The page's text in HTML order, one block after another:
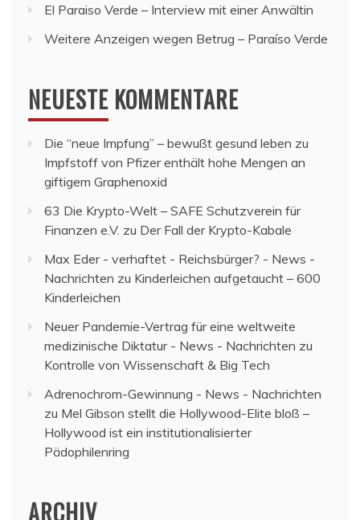
El Paraiso Verde – Interview mit einer Anwältin
Weitere Anzeigen wegen Betrug – Paraíso Verde
NEUESTE KOMMENTARE
Die “neue Impfung” – bewußt gesund leben zu
Impfstoff von Pfizer enthält hohe Mengen an
giftigem Graphenoxid
63 Die Krypto-Welt – SAFE Schutzverein für
Finanzen e.V. zu Der Fall der Krypto-Kabale
Max Eder - verhaftet - Reichsbürger? - News -
Nachrichten zu Kinderleichen aufgetaucht – 600
Kinderleichen
Neuer Pandemie-Vertrag für eine weltweite
medizinische Diktatur - News - Nachrichten zu
Kontrolle von Wissenschaft & Big Tech
Adrenochrom-Gewinnung - News - Nachrichten
zu Mel Gibson stellt die Hollywood-Elite bloß –
Hollywood ist ein institutionalisierter
Pädophilenring
ARCHIV